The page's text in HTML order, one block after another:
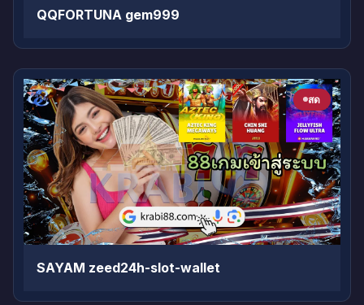
QQFORTUNA gem999
สด
SAYAM zeed24h-slot-wallet